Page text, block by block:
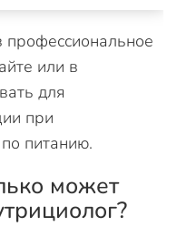
или в
для
при
питанию.
может